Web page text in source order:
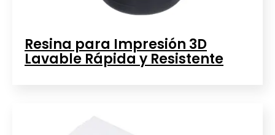
Resina para Impresión 3D
Lavable Rápida y Resistente